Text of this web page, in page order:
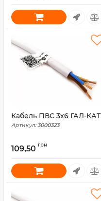
Кабель ПВС 3x6 ГАЛ-КАТ
Артикул: 3000323
109,50 грн